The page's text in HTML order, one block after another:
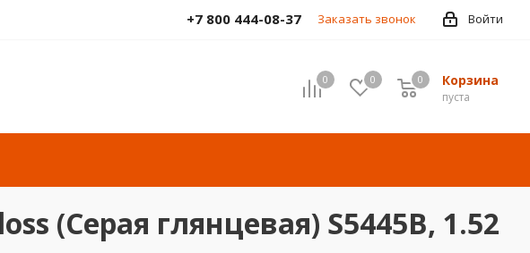
Войти
+7 800 444-08-37 Заказать звонок
0 0 Корзина
пуста
0
(Серая глянцевая) S5445B, 1.52